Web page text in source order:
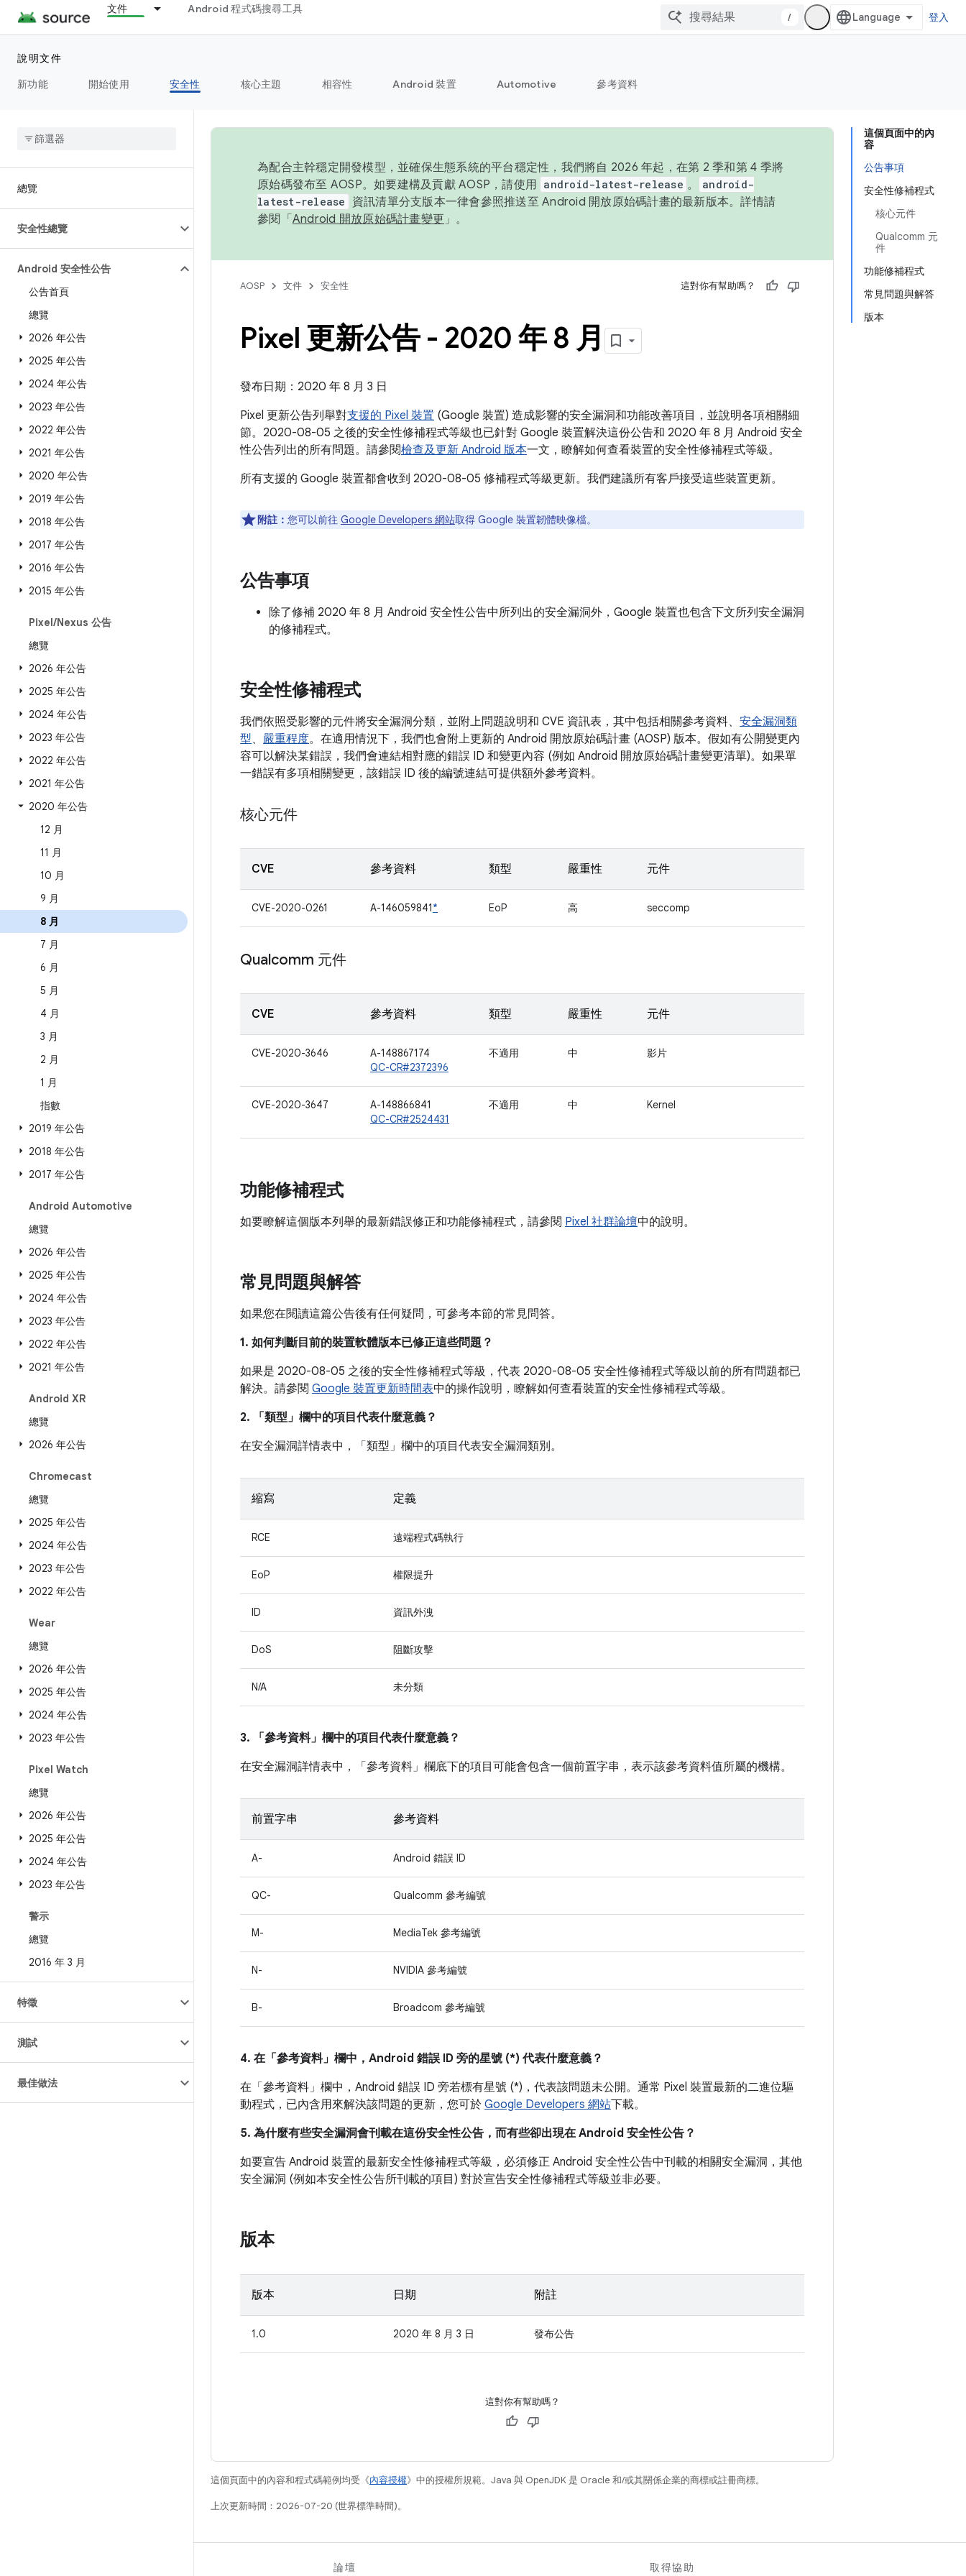
文件 Android 程式碼搜尋工具
/ 登入
說明文件
新功能
開始使用 安全性 核心主題 相容性 Android 裝置 Automotive 參考資料
總覽
安全性總覽
Android 安全性公告
公告首頁
總覽
2026 年公告
2025 年公告
2024 年公告
2023 年公告
2022 年公告
2021 年公告
2020 年公告
2019 年公告
2018 年公告
2017 年公告
2016 年公告
2015 年公告
Pixel/Nexus 公告
總覽
2026 年公告
2025 年公告
2024 年公告
2023 年公告
2022 年公告
2021 年公告
2020 年公告
12 月
11 月
10 月
9 月
8 月
7 月
6 月
5 月
4 月
3 月
2 月
1 月
指數
2019 年公告
2018 年公告
2017 年公告
Android Automotive
總覽
2026 年公告
2025 年公告
2024 年公告
2023 年公告
2022 年公告
2021 年公告
Android XR
總覽
2026 年公告
Chromecast
總覽
2025 年公告
2024 年公告
2023 年公告
2022 年公告
Wear
總覽
2026 年公告
2025 年公告
2024 年公告
2023 年公告
Pixel Watch
總覽
2026 年公告
2025 年公告
2024 年公告
2023 年公告
警示
總覽
2016 年 3 月
特徵
測試
最佳做法
這個頁面中的內
容
公告事項
安全性修補程式
核心元件
Qualcomm 元
件
功能修補程式
常見問題與解答
版本
為配合主幹穩定開發模型，並確保生態系統的平台穩定性，我們將自 2026 年起，在第 2 季和第 4 季將
原始碼發布至 AOSP。如要建構及貢獻 AOSP，請使用 android-latest-release 。
android-
latest-release
資訊清單分支版本一律會參照推送至 Android 開放原始碼計畫的最新版本。詳情請
參閱「 Android 開放原始碼計畫變更 」。
AOSP 文件 安全性 這對你有幫助嗎？
Pixel 更新公告 - 2020 年 8 月
發布日期：2020 年 8 月 3 日
Pixel 更新公告列舉對支援的 Pixel 裝置 (Google 裝置) 造成影響的安全漏洞和功能改善項目，並說明各項相關細
節。2020-08-05 之後的安全性修補程式等級也已針對 Google 裝置解決這份公告和 2020 年 8 月 Android 安全
性公告列出的所有問題。請參閱檢查及更新 Android 版本一文，瞭解如何查看裝置的安全性修補程式等級。
所有支援的 Google 裝置都會收到 2020-08-05 修補程式等級更新。我們建議所有客戶接受這些裝置更新。
附註： 您可以前往 Google Developers 網站取得 Google 裝置韌體映像檔。
公告事項
除了修補 2020 年 8 月 Android 安全性公告中所列出的安全漏洞外，Google 裝置也包含下文所列安全漏洞
的修補程式。
安全性修補程式
我們依照受影響的元件將安全漏洞分類，並附上問題說明和 CVE 資訊表，其中包括相關參考資料、 安全漏洞類
型、 嚴重程度。在適用情況下，我們也會附上更新的 Android 開放原始碼計畫 (AOSP) 版本。假如有公開變更內
容可以解決某錯誤，我們會連結相對應的錯誤 ID 和變更內容 (例如 Android 開放原始碼計畫變更清單)。如果單
一錯誤有多項相關變更，該錯誤 ID 後的編號連結可提供額外參考資料。
核心元件
CVE 參考資料 類型 嚴重性 元件
CVE-2020-0261 A-146059841* EoP 高 seccomp
Qualcomm 元件
CVE 參考資料 類型 嚴重性 元件
CVE-2020-3646
A-148867174
QC-CR#2372396
不適用 中 影片
CVE-2020-3647
A-148866841
QC-CR#2524431
不適用 中 Kernel
功能修補程式
如要瞭解這個版本列舉的最新錯誤修正和功能修補程式，請參閱 Pixel 社群論壇中的說明。
常見問題與解答
如果您在閱讀這篇公告後有任何疑問，可參考本節的常見問答。
1. 如何判斷目前的裝置軟體版本已修正這些問題？
如果是 2020-08-05 之後的安全性修補程式等級，代表 2020-08-05 安全性修補程式等級以前的所有問題都已
解決。請參閱 Google 裝置更新時間表中的操作說明，瞭解如何查看裝置的安全性修補程式等級。
2. 「類型」 欄中的項目代表什麼意義？
在安全漏洞詳情表中，「類型」 欄中的項目代表安全漏洞類別。
縮寫 定義
RCE 遠端程式碼執行
EoP 權限提升
ID 資訊外洩
DoS 阻斷攻擊
N/A 未分類
3. 「參考資料」 欄中的項目代表什麼意義？
在安全漏洞詳情表中，「參考資料」 欄底下的項目可能會包含一個前置字串，表示該參考資料值所屬的機構。
前置字串 參考資料
A- Android 錯誤 ID
QC- Qualcomm 參考編號
M- MediaTek 參考編號
N- NVIDIA 參考編號
B- Broadcom 參考編號
4. 在「參考資料」 欄中，Android 錯誤 ID 旁的星號 (*) 代表什麼意義？
在「參考資料」 欄中，Android 錯誤 ID 旁若標有星號 (*)，代表該問題未公開。通常 Pixel 裝置最新的二進位驅
動程式，已內含用來解決該問題的更新，您可於 Google Developers 網站下載。
5. 為什麼有些安全漏洞會刊載在這份安全性公告，而有些卻出現在 Android 安全性公告？
如要宣告 Android 裝置的最新安全性修補程式等級，必須修正 Android 安全性公告中刊載的相關安全漏洞，其他
安全漏洞 (例如本安全性公告所刊載的項目) 對於宣告安全性修補程式等級並非必要。
版本
版本 日期 附註
1.0 2020 年 8 月 3 日 發布公告
這對你有幫助嗎？
這個頁面中的內容和程式碼範例均受《內容授權》中的授權所規範。Java 與 OpenJDK 是 Oracle 和/或其關係企業的商標或註冊商標。
上次更新時間：2026-07-20 (世界標準時間)。
論壇 取得協助